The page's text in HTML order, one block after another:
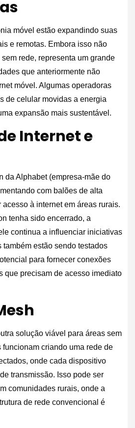
móvel estão expandindo suas
e remotas. Embora isso não
rede, representa um grande
que anteriormente não
móvel. Algumas operadoras
de celular movidas a energia
expansão mais sustentável.
Internet e
da Alphabet (empresa-mãe do
com balões de alta
à internet em áreas rurais.
tenha sido encerrado, a
continua a influenciar iniciativas
também estão sendo testados
para fornecer conexões
que precisam de acesso imediato
solução viável para áreas sem
criando uma rede de
onde cada dispositivo
transmissão. Isso pode ser
comunidades rurais, onde a
de rede convencional é